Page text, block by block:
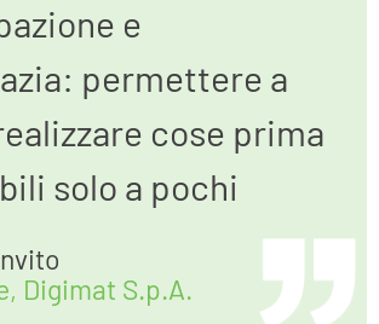
e
permettere a
cose prima
solo a pochi
Digimat S.p.A.